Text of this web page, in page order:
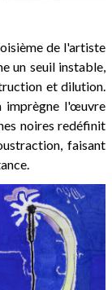
de l'artiste
un seuil instable,
et dilution.
imprègne l'œuvre
noires redéfinit
faisant